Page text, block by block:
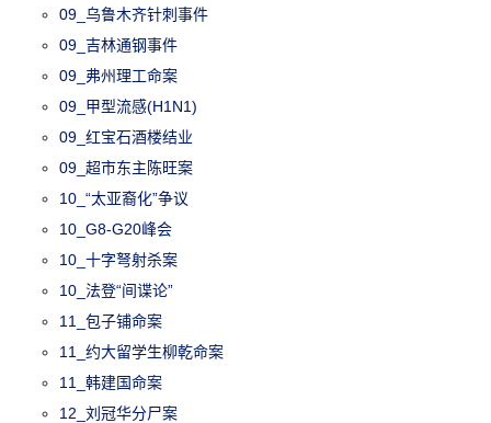
09_乌鲁木齐针刺事件
09_吉林通钢事件
09_弗州理工命案
09_甲型流感(H1N1)
09_红宝石酒楼结业
09_超市东主陈旺案
10_“太亚裔化”争议
10_G8-G20峰会
10_十字弩射杀案
10_法登“间谍论”
11_包子铺命案
11_约大留学生柳乾命案
11_韩建国命案
12_刘冠华分尸案